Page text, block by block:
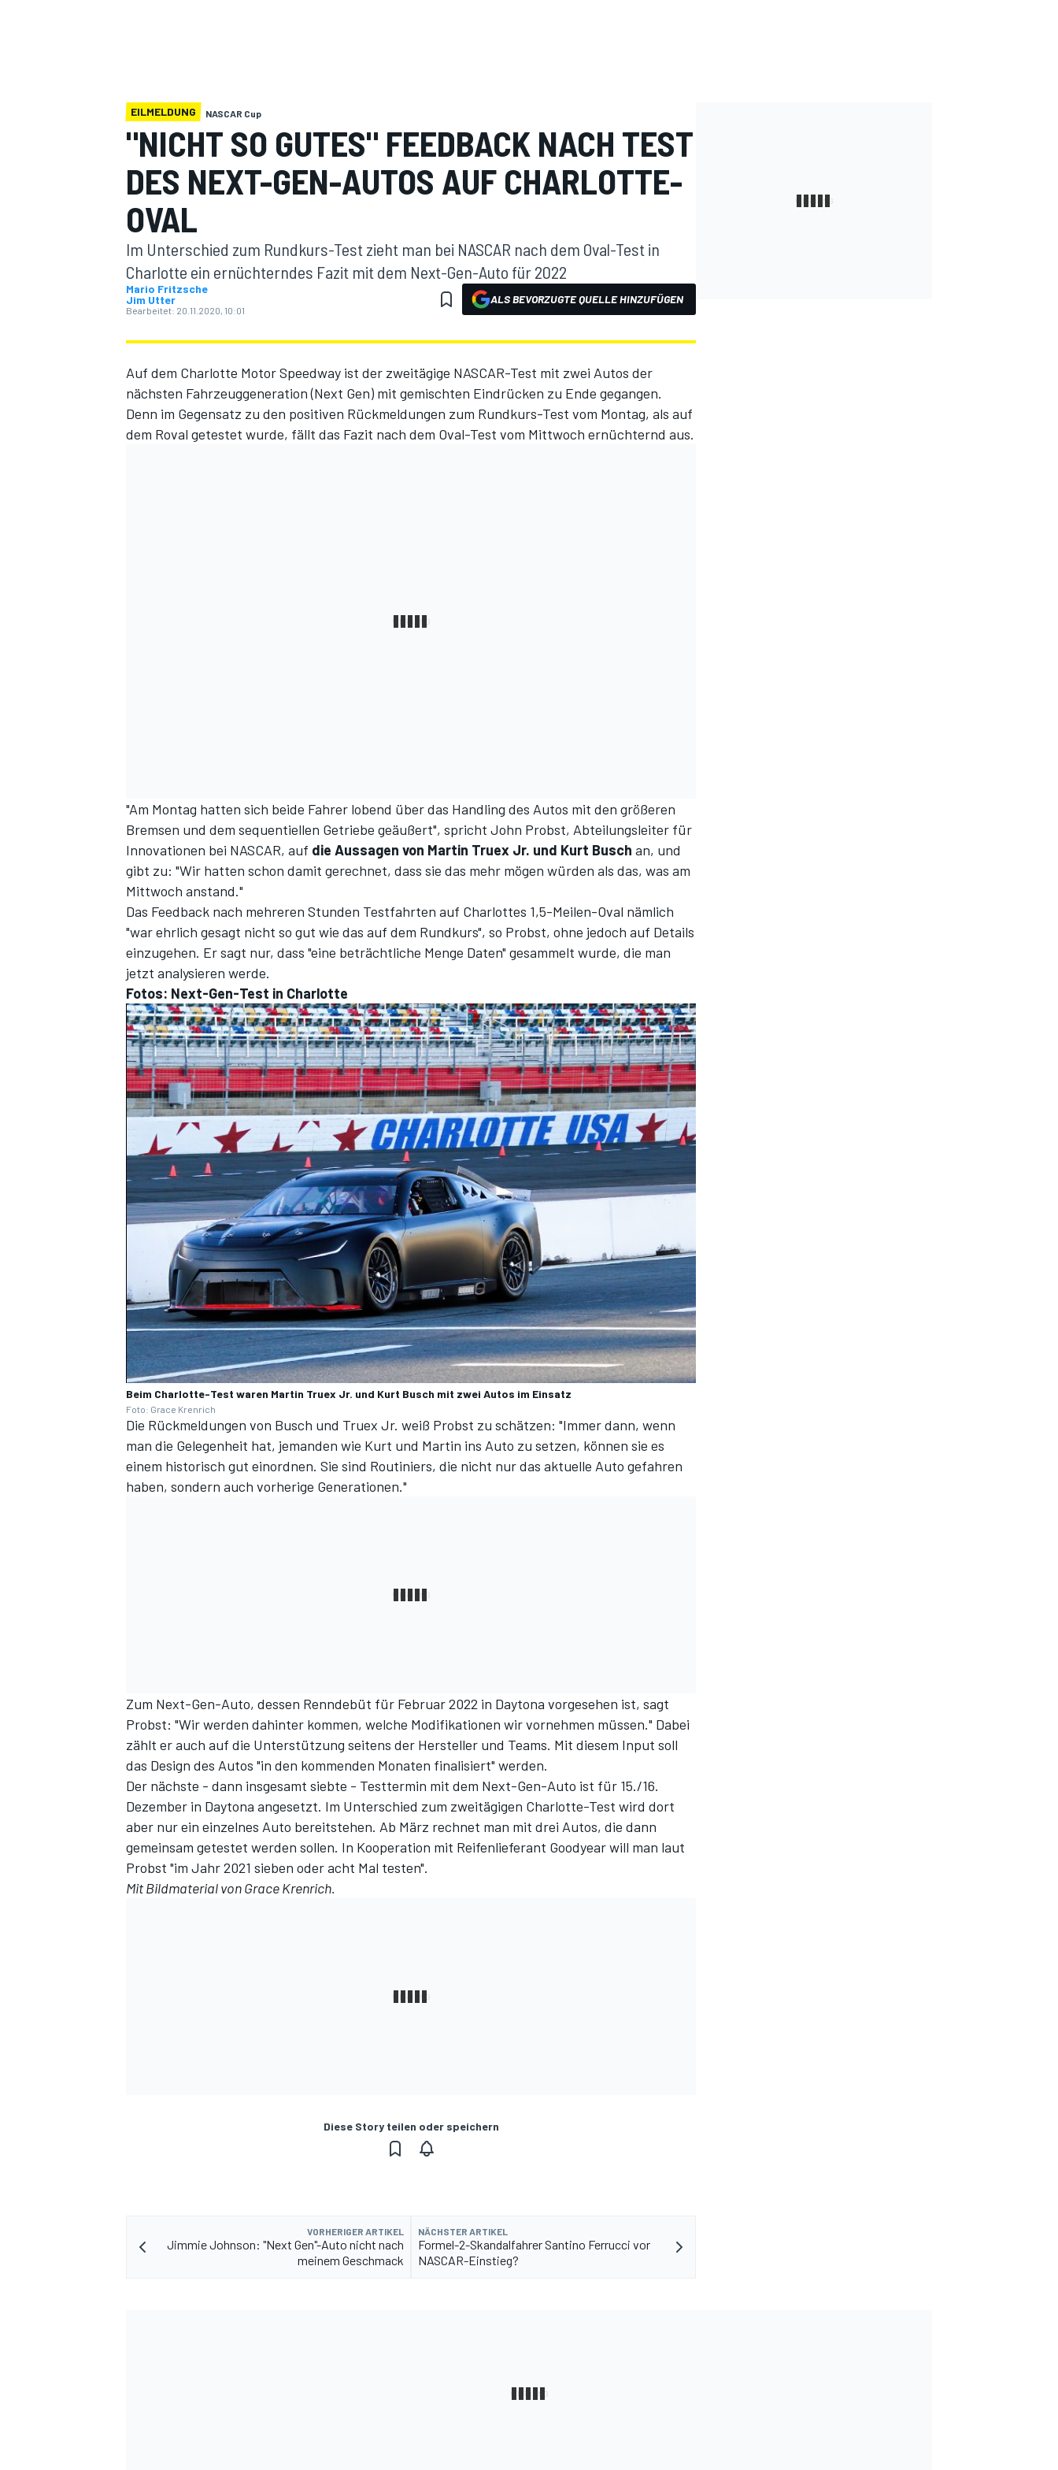
MOTOGP
SPORTWAGEN
EILMELDUNG NASCAR Cup
"NICHT SO GUTES" FEEDBACK NACH TEST
DES NEXT-GEN-AUTOS AUF CHARLOTTE-
OVAL
Im Unterschied zum Rundkurs-Test zieht man bei NASCAR nach dem Oval-Test in
Charlotte ein ernüchterndes Fazit mit dem Next-Gen-Auto für 2022
Mario Fritzsche
Jim Utter
Bearbeitet: 20.11.2020, 10:01
ALS BEVORZUGTE QUELLE HINZUFÜGEN
Auf dem Charlotte Motor Speedway ist der zweitägige NASCAR-Test mit zwei Autos der
nächsten Fahrzeuggeneration (Next Gen) mit gemischten Eindrücken zu Ende gegangen.
Denn im Gegensatz zu den positiven Rückmeldungen zum Rundkurs-Test vom Montag, als auf
dem Roval getestet wurde, fällt das Fazit nach dem Oval-Test vom Mittwoch ernüchternd aus.
"Am Montag hatten sich beide Fahrer lobend über das Handling des Autos mit den größeren
Bremsen und dem sequentiellen Getriebe geäußert", spricht John Probst, Abteilungsleiter für
Innovationen bei NASCAR, auf die Aussagen von Martin Truex Jr. und Kurt Busch an, und
gibt zu: "Wir hatten schon damit gerechnet, dass sie das mehr mögen würden als das, was am
Mittwoch anstand."
Das Feedback nach mehreren Stunden Testfahrten auf Charlottes 1,5-Meilen-Oval nämlich
"war ehrlich gesagt nicht so gut wie das auf dem Rundkurs", so Probst, ohne jedoch auf Details
einzugehen. Er sagt nur, dass "eine beträchtliche Menge Daten" gesammelt wurde, die man
jetzt analysieren werde.
Fotos: Next-Gen-Test in Charlotte
Beim Charlotte-Test waren Martin Truex Jr. und Kurt Busch mit zwei Autos im Einsatz
Foto: Grace Krenrich
Die Rückmeldungen von Busch und Truex Jr. weiß Probst zu schätzen: "Immer dann, wenn
man die Gelegenheit hat, jemanden wie Kurt und Martin ins Auto zu setzen, können sie es
einem historisch gut einordnen. Sie sind Routiniers, die nicht nur das aktuelle Auto gefahren
haben, sondern auch vorherige Generationen."
Zum Next-Gen-Auto, dessen Renndebüt für Februar 2022 in Daytona vorgesehen ist, sagt
Probst: "Wir werden dahinter kommen, welche Modifikationen wir vornehmen müssen." Dabei
zählt er auch auf die Unterstützung seitens der Hersteller und Teams. Mit diesem Input soll
das Design des Autos "in den kommenden Monaten finalisiert" werden.
Der nächste - dann insgesamt siebte - Testtermin mit dem Next-Gen-Auto ist für 15./16.
Dezember in Daytona angesetzt. Im Unterschied zum zweitägigen Charlotte-Test wird dort
aber nur ein einzelnes Auto bereitstehen. Ab März rechnet man mit drei Autos, die dann
gemeinsam getestet werden sollen. In Kooperation mit Reifenlieferant Goodyear will man laut
Probst "im Jahr 2021 sieben oder acht Mal testen".
Mit Bildmaterial von Grace Krenrich.
Diese Story teilen oder speichern
VORHERIGER ARTIKEL
Jimmie Johnson: "Next Gen"-Auto nicht nach
meinem Geschmack
NÄCHSTER ARTIKEL
Formel-2-Skandalfahrer Santino Ferrucci vor
NASCAR-Einstieg?